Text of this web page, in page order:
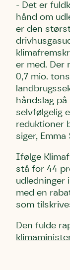
- Det er
hånd om
er den
er med. Der
0,7 mio.
håndslag
selvfølgelig
reduktioner
siger, Emma
Ifølge
stå for 44
udledninger
med en
som
Den fulde